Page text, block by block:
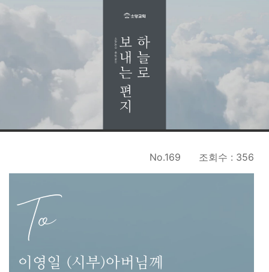
No.169 조회수 : 356
To
이영일 (시부)아버님께